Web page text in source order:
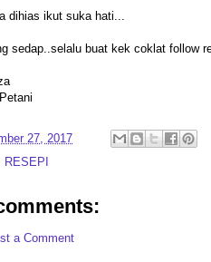
dihias ikut suka hati...
sedap..selalu buat kek coklat follow
27, 2017
RESEPI
a Comment